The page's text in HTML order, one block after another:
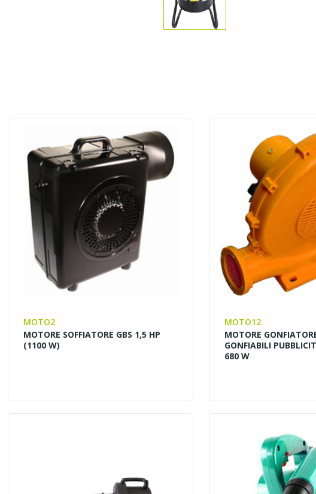
MOTO2
MOTORE SOFFIATORE GBS 1,5 HP
(1100 W)
MOTO12
MOTORE
GONFIABILI
680 W